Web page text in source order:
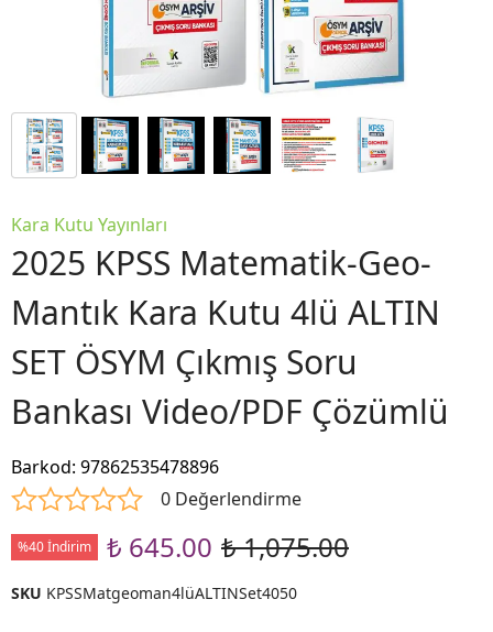
Kara Kutu Yayınları
2025 KPSS Matematik-Geo-
Mantık Kara Kutu 4lü ALTIN
SET ÖSYM Çıkmış Soru
Bankası Video/PDF Çözümlü
Barkod: 97862535478896
0 Değerlendirme
%40 İndirim ₺ 645.00 ₺ 1,075.00
SKU KPSSMatgeoman4lüALTINSet4050